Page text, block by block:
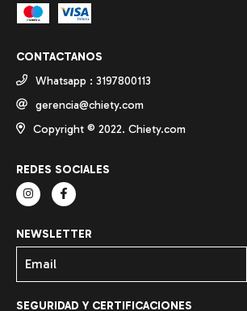
CONTACTANOS
Whatsapp : 3197800113
gerencia@chiety.com
Copyright ©️ 2022. Chiety.com
REDES SOCIALES
NEWSLETTER
SEGURIDAD Y CERTIFICACIONES